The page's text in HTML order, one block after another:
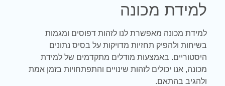
למידת מכונה
למידת מכונה מאפשרת לנו לזהות דפוסים ומגמות
בשיחות ולהפיק תחזיות מדויקות על בסיס נתונים
היסטוריים. באמצעות מודלים מתקדמים של למידת
מכונה, אנו יכולים לזהות שינויים והתפתחויות בזמן אמת
ולהגיב בהתאם.